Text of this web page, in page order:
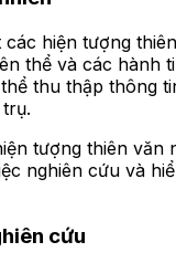
các hiện tượng
thể và các hành
thu thập thông
tượng thiên văn
nghiên cứu và
cứu